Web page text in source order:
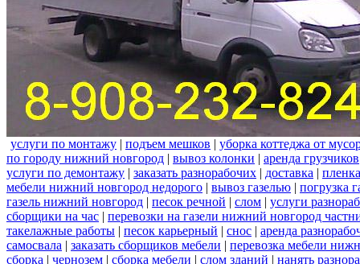
услуги по монтажу | подъем мешков | уборка коттеджа от
по городу нижний новгород | вывоз колонки | аренда грузчиков
услуги по демонтажу | заказать разнорабочих | доставка | пленка
мебели нижний новгород недорого | вывоз газелью | погрузка
газель нижний новгород | песок речной | слом | услуги
сборщики на час | перевозки на газели нижний новгород
такелажные работы | песок карьерный | снос | аренда
самосвала | заказать сборщиков мебели | перевозка мебели
сборка | чернозем | сборка мебели | слом зданий | нанять